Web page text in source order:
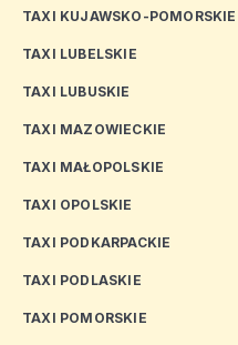
TAXI KUJAWSKO-POMORSKIE
TAXI LUBELSKIE
TAXI LUBUSKIE
TAXI MAZOWIECKIE
TAXI MAŁOPOLSKIE
TAXI OPOLSKIE
TAXI PODKARPACKIE
TAXI PODLASKIE
TAXI POMORSKIE